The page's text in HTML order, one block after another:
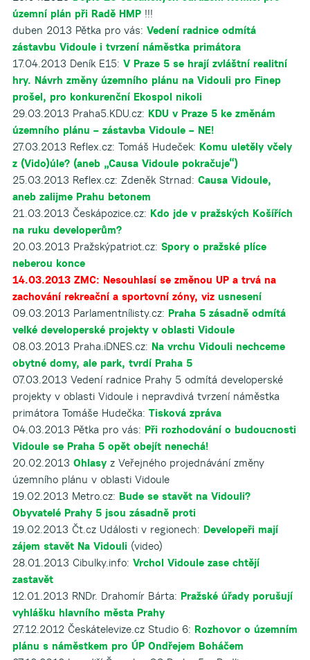
územní plán při Radě HMP!!!
duben 2013 Pětka pro vás: Vedení radnice odmítá
zástavbu Vidoule i tvrzení náměstka primátora
17.04.2013 Deník E15: V Praze 5 se hrají zvláštní realitní
hry. Návrh změny územního plánu na Vidouli pro Finep
prošel, pro konkurenční Ekospol nikoli
29.03.2013 Praha5.KDU.cz: KDU v Praze 5 ke změnám
územního plánu – zástavba Vidoule – NE!
27.03.2013 Reflex.cz: Tomáš Hudeček: Komu uletěly včely
z (Vido)úle? (aneb „Causa Vidoule pokračuje“)
25.03.2013 Reflex.cz: Zdeněk Strnad: Causa Vidoule,
aneb zalijme Prahu betonem
21.03.2013 Českápozice.cz: Kdo jde v pražských Košířích
na ruku developerům?
20.03.2013 Pražskýpatriot.cz: Spory o pražské plíce
neberou konce
14.03.2013 ZMC: Nesouhlasí se změnou UP a trvá na
zachování rekreační a sportovní zóny, viz usnesení
09.03.2013 Parlamentnílisty.cz: Praha 5 zásadně odmítá
velké developerské projekty v oblasti Vidoule
08.03.2013 Praha.iDNES.cz: Na vrchu Vidouli nechceme
obytné domy, ale park, tvrdí Praha 5
07.03.2013 Vedení radnice Prahy 5 odmítá developerské
projekty v oblasti Vidoule i nepravdivá tvrzení náměstka
primátora Tomáše Hudečka: Tisková zpráva
04.03.2013 Pětka pro vás: Při rozhodování o budoucnosti
Vidoule se Praha 5 opět obejít nenechá!
20.02.2013 Ohlasyz Veřejného projednávání změny
územního plánu v oblasti Vidoule
19.02.2013 Metro.cz: Bude se stavět na Vidouli?
Obyvatelé Prahy 5 jsou zásadně proti
19.02.2013 Čt.cz Události v regionech: Developeři mají
zájem stavět Na Vidouli(video)
28.01.2013 Cibulky.info: Vrchol Vidoule zase chtějí
zastavět
12.01.2013 RNDr. Drahomír Bárta: Pražské úřady porušují
vyhlášku hlavního města Prahy
27.12.2012 Českátelevize.cz Studio 6: Rozhovor o územním
plánu s náměstkem pro ÚP Ondřejem Boháčem